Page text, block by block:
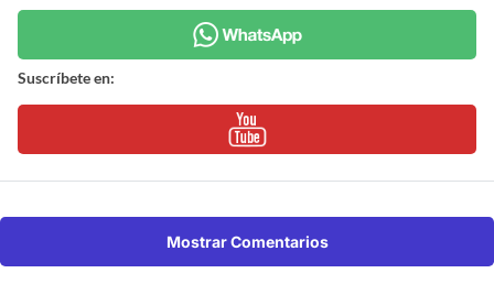
Suscríbete en:
Mostrar Comentarios